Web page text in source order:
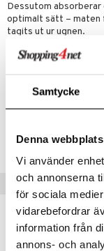
Samtycke
Denna
Vi använder
och annonserna
för sociala
vidarebefordrar
information från
annons- och
Dessutom
optimalt sätt – maten
tagits ut ur ugnen.
TILLVERKAD I
Artikelnr
IUB49-1-XX
Lägsta pris senaste